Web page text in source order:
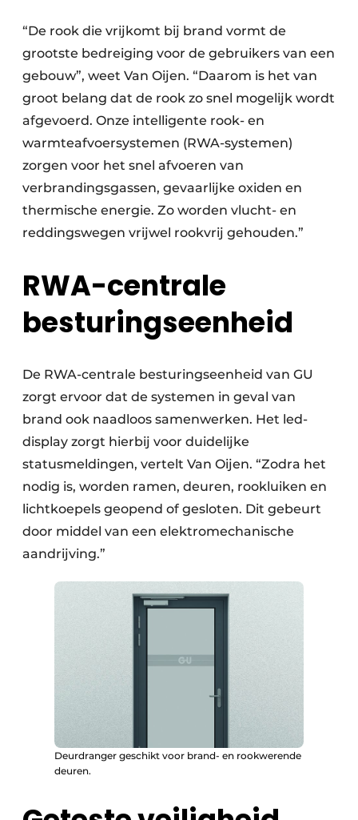
“De rook die vrijkomt bij brand vormt de
grootste bedreiging voor de gebruikers van een
gebouw”, weet Van Oijen. “Daarom is het van
groot belang dat de rook zo snel mogelijk wordt
afgevoerd. Onze intelligente rook- en
warmteafvoersystemen (RWA-systemen)
zorgen voor het snel afvoeren van
verbrandingsgassen, gevaarlijke oxiden en
thermische energie. Zo worden vlucht- en
reddingswegen vrijwel rookvrij gehouden.”
RWA-centrale
besturingseenheid
De RWA-centrale besturingseenheid van GU
zorgt ervoor dat de systemen in geval van
brand ook naadloos samenwerken. Het led-
display zorgt hierbij voor duidelijke
statusmeldingen, vertelt Van Oijen. “Zodra het
nodig is, worden ramen, deuren, rookluiken en
lichtkoepels geopend of gesloten. Dit gebeurt
door middel van een elektromechanische
aandrijving.”
Deurdranger geschikt voor brand- en rookwerende
deuren.